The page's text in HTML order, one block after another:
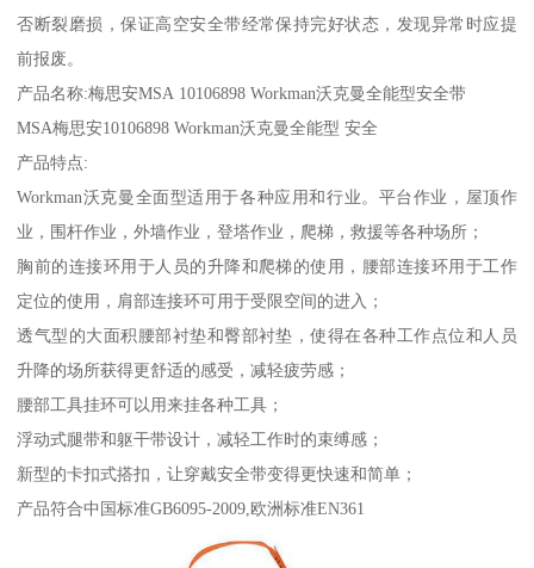
否断裂磨损，保证高空安全带经常保持完好状态，发现异常时应提
前报废。
产品名称:梅思安MSA 10106898 Workman沃克曼全能型安全带
MSA梅思安10106898 Workman沃克曼全能型 安全
产品特点:
Workman沃克曼全面型适用于各种应用和行业。平台作业，屋顶作
业，围杆作业，外墙作业，登塔作业，爬梯，救援等各种场所；
胸前的连接环用于人员的升降和爬梯的使用，腰部连接环用于工作
定位的使用，肩部连接环可用于受限空间的进入；
透气型的大面积腰部衬垫和臀部衬垫，使得在各种工作点位和人员
升降的场所获得更舒适的感受，减轻疲劳感；
腰部工具挂环可以用来挂各种工具；
浮动式腿带和躯干带设计，减轻工作时的束缚感；
新型的卡扣式搭扣，让穿戴安全带变得更快速和简单；
产品符合中国标准GB6095-2009,欧洲标准EN361